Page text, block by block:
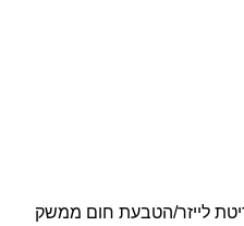
לייזר/הטבעת חום ממשק